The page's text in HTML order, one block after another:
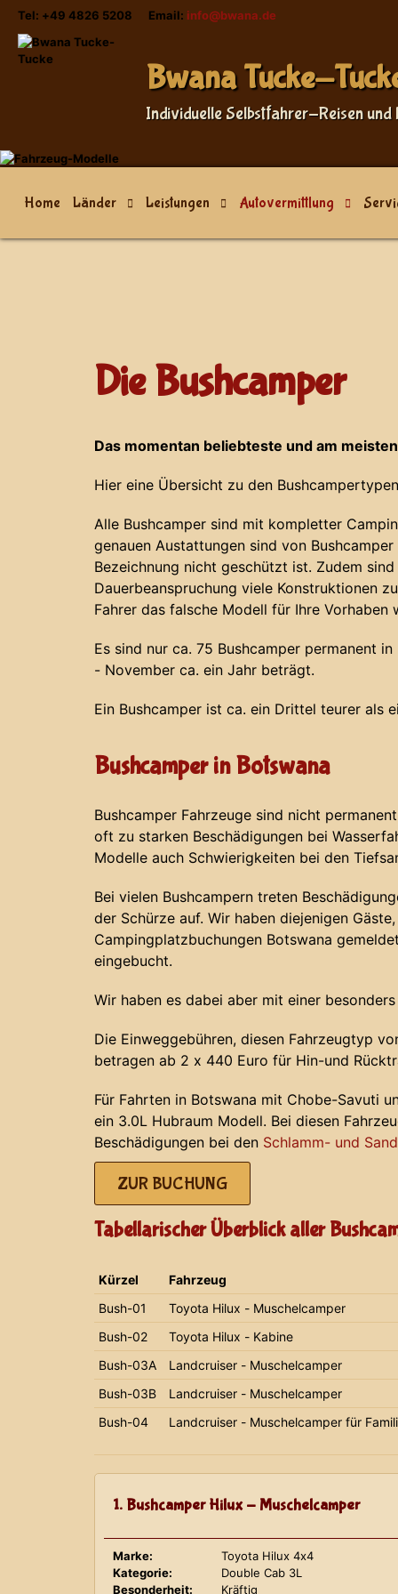
Tel: +49 4826 5208 Email: info@bwana.de
Sprache auswählen
Bwana Tucke-
Individuelle Selbstfahrer-Reisen und
Home Länder Leistungen Autovermittlung
Die Bushcamper
Das momentan beliebteste und am
Hier eine Übersicht zu den
Alle Bushcamper sind mit kompletter
genauen Austattungen sind von
Bezeichnung nicht geschützt ist. Zudem
Dauerbeanspruchung viele Konstruktionen
Fahrer das falsche Modell für Ihre Vorhaben
Es sind nur ca. 75 Bushcamper permanent
- November ca. ein Jahr beträgt.
Ein Bushcamper ist ca. ein Drittel teurer als
Bushcamper in Botswana
Bushcamper Fahrzeuge sind nicht
oft zu starken Beschädigungen bei
Modelle auch Schwierigkeiten bei den
Bei vielen Bushcampern treten
der Schürze auf. Wir haben diejenigen
Campingplatzbuchungen Botswana
eingebucht.
Wir haben es dabei aber mit einer
Die Einweggebühren, diesen Fahrzeugtyp
betragen ab 2 x 440 Euro für Hin-und
Für Fahrten in Botswana mit Chobe-Savuti
ein 3.0L Hubraum Modell. Bei diesen
Beschädigungen bei den Schlamm- und
ZUR BUCHUNG
Tabellarischer Überblick aller
Kürzel
Fahrzeug
Bush-01
Toyota Hilux - Muschelcamper
Bush-02
Toyota Hilux - Kabine
Bush-03A
Landcruiser - Muschelcamper
Bush-03B
Landcruiser - Muschelcamper
Bush-04
Landcruiser - Muschelcamper für
1. Bushcamper Hilux - Muschelcamper
Marke:
Toyota Hilux 4x4
Kategorie:
Double Cab 3L
Besonderheit:
Kräftig